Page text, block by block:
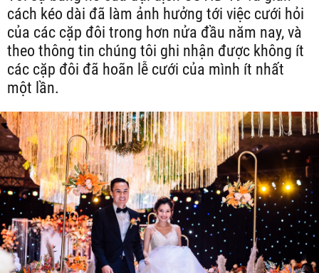
cách kéo dài đã làm ảnh hưởng tới việc cưới hỏi
của các cặp đôi trong hơn nửa đầu năm nay, và
theo thông tin chúng tôi ghi nhận được không ít
các cặp đôi đã hoãn lễ cưới của mình ít nhất
một lần.